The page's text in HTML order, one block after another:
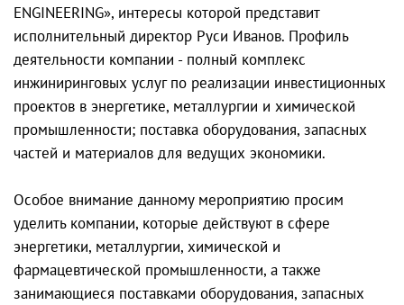
ENGINEERING», интересы которой представит
исполнительный директор Руси Иванов. Профиль
деятельности компании - полный комплекс
инжиниринговых услуг по реализации инвестиционных
проектов в энергетике, металлургии и химической
промышленности; поставка оборудования, запасных
частей и материалов для ведущих экономики.
Особое внимание данному мероприятию просим
уделить компании, которые действуют в сфере
энергетики, металлургии, химической и
фармацевтической промышленности, а также
занимающиеся поставками оборудования, запасных